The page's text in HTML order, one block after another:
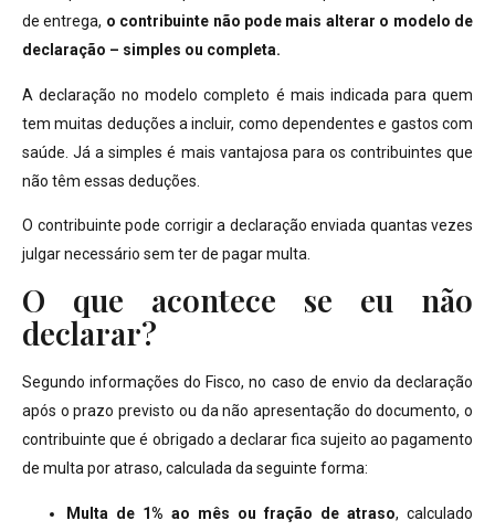
de entrega, o contribuinte não pode mais alterar o modelo de
declaração – simples ou completa.
A declaração no modelo completo é mais indicada para quem
tem muitas deduções a incluir, como dependentes e gastos com
saúde. Já a simples é mais vantajosa para os contribuintes que
não têm essas deduções.
O contribuinte pode corrigir a declaração enviada quantas vezes
julgar necessário sem ter de pagar multa.
O que acontece se eu não
declarar?
Segundo informações do Fisco, no caso de envio da declaração
após o prazo previsto ou da não apresentação do documento, o
contribuinte que é obrigado a declarar fica sujeito ao pagamento
de multa por atraso, calculada da seguinte forma:
Multa de 1% ao mês ou fração de atraso, calculado